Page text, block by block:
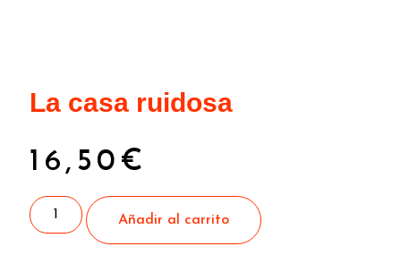
La casa ruidosa
16,50 €
Añadir al carrito